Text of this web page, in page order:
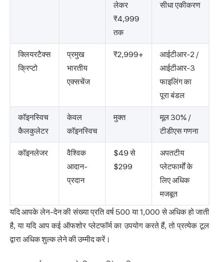
लेकर
₹4,999
तक
सीधा एकीकरण
क्लियरटैक्स
क्रिप्टो
प्रमुख
भारतीय
एक्सचेंज
₹2,999+
आईटीआर-2 /
आईटीआर-3
फाइलिंग का
पूरा बंडल
कॉइनस्विच
कैलकुलेटर
केवल
कॉइनस्विच
मुक्त
मूल 30% /
टीडीएस गणना
कॉइनलेजर
वैश्विक
आदान-
प्रदान
$49 से
$299
अपतटीय
प्लेटफार्मों के
लिए अधिक
मजबूत
यदि आपके लेन-देन की संख्या प्रति वर्ष 500 या 1,000 से अधिक हो जाती
है, या यदि आप कई ऑफशोर प्लेटफॉर्म का उपयोग करते हैं, तो प्रत्येक टूल
द्वारा अधिक शुल्क लेने की उम्मीद करें।